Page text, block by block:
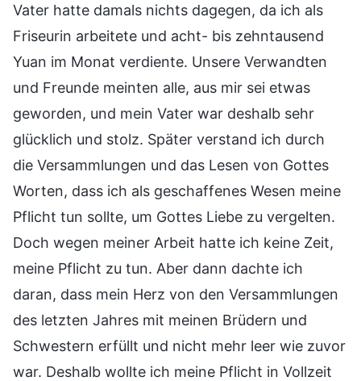
Vater hatte damals nichts dagegen, da ich als
Friseurin arbeitete und acht- bis zehntausend
Yuan im Monat verdiente. Unsere Verwandten
und Freunde meinten alle, aus mir sei etwas
geworden, und mein Vater war deshalb sehr
glücklich und stolz. Später verstand ich durch
die Versammlungen und das Lesen von Gottes
Worten, dass ich als geschaffenes Wesen meine
Pflicht tun sollte, um Gottes Liebe zu vergelten.
Doch wegen meiner Arbeit hatte ich keine Zeit,
meine Pflicht zu tun. Aber dann dachte ich
daran, dass mein Herz von den Versammlungen
des letzten Jahres mit meinen Brüdern und
Schwestern erfüllt und nicht mehr leer wie zuvor
war. Deshalb wollte ich meine Pflicht in Vollzeit